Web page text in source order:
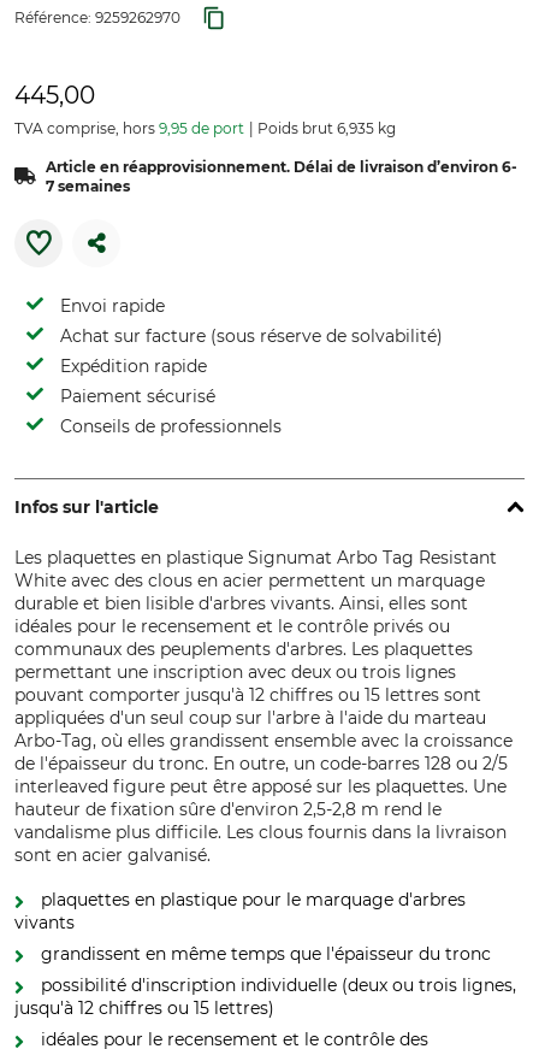
Référence: 9259262970
445,00
TVA comprise, hors 9,95 de port Poids brut 6,935 kg
Article en réapprovisionnement. Délai de livraison d’environ 6-
7 semaines
Envoi rapide
Achat sur facture (sous réserve de solvabilité)
Expédition rapide
Paiement sécurisé
Conseils de professionnels
Infos sur l'article
Les plaquettes en plastique Signumat Arbo Tag Resistant
White avec des clous en acier permettent un marquage
durable et bien lisible d'arbres vivants. Ainsi, elles sont
idéales pour le recensement et le contrôle privés ou
communaux des peuplements d'arbres. Les plaquettes
permettant une inscription avec deux ou trois lignes
pouvant comporter jusqu'à 12 chiffres ou 15 lettres sont
appliquées d'un seul coup sur l'arbre à l'aide du marteau
Arbo-Tag, où elles grandissent ensemble avec la croissance
de l'épaisseur du tronc. En outre, un code-barres 128 ou 2/5
interleaved figure peut être apposé sur les plaquettes. Une
hauteur de fixation sûre d'environ 2,5-2,8 m rend le
vandalisme plus difficile. Les clous fournis dans la livraison
sont en acier galvanisé.
plaquettes en plastique pour le marquage d'arbres
vivants
grandissent en même temps que l'épaisseur du tronc
possibilité d'inscription individuelle (deux ou trois lignes,
jusqu'à 12 chiffres ou 15 lettres)
idéales pour le recensement et le contrôle des